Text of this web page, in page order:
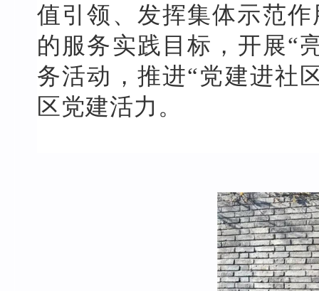
值引领、发挥集体示范
的服务实践目标，开展“
务活动，推进“党建进社
区党建活力。